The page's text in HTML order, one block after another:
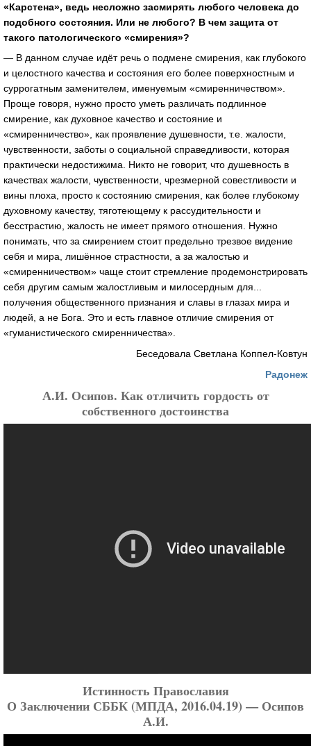
«Карстена», ведь несложно засмирять любого человека до
подобного состояния. Или не любого? В чем защита от
такого патологического «смирения»?
— В данном случае идёт речь о подмене смирения, как глубокого
и целостного качества и состояния его более поверхностным и
суррогатным заменителем, именуемым «смиренничеством».
Проще говоря, нужно просто уметь различать подлинное
смирение, как духовное качество и состояние и
«смиренничество», как проявление душевности, т.е. жалости,
чувственности, заботы о социальной справедливости, которая
практически недостижима. Никто не говорит, что душевность в
качествах жалости, чувственности, чрезмерной совестливости и
вины плоха, просто к состоянию смирения, как более глубокому
духовному качеству, тяготеющему к рассудительности и
бесстрастию, жалость не имеет прямого отношения. Нужно
понимать, что за смирением стоит предельно трезвое видение
себя и мира, лишённое страстности, а за жалостью и
«смиренничеством» чаще стоит стремление продемонстрировать
себя другим самым жалостливым и милосердным для...
получения общественного признания и славы в глазах мира и
людей, а не Бога. Это и есть главное отличие смирения от
«гуманистического смиренничества».
Беседовала Светлана Коппел-Ковтун
Радонеж
А.И. Осипов. Как отличить гордость от
собственного достоинства
Истинность Православия
О Заключении СББК (МПДА, 2016.04.19) — Осипов
А.И.